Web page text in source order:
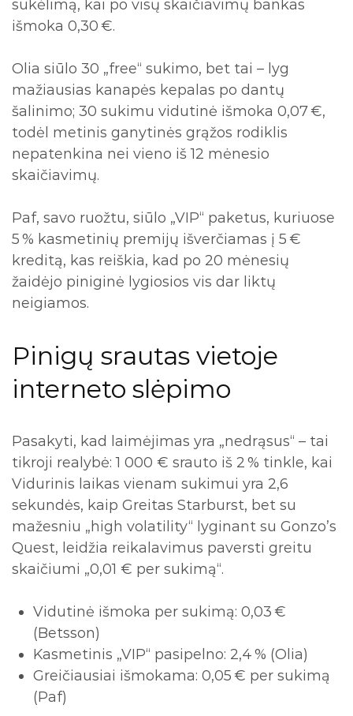
sukėlimą, kai po visų skaičiavimų bankas
išmoka 0,30 €.
Olia siūlo 30 „free“ sukimo, bet tai – lyg
mažiausias kanapės kepalas po dantų
šalinimo; 30 sukimu vidutinė išmoka 0,07 €,
todėl metinis ganytinės grąžos rodiklis
nepatenkina nei vieno iš 12 mėnesio
skaičiavimų.
Paf, savo ruožtu, siūlo „VIP“ paketus, kuriuose
5 % kasmetinių premijų išverčiamas į 5 €
kreditą, kas reiškia, kad po 20 mėnesių
žaidėjo piniginė lygiosios vis dar liktų
neigiamos.
Pinigų srautas vietoje
interneto slėpimo
Pasakyti, kad laimėjimas yra „nedrąsus“ – tai
tikroji realybė: 1 000 € srauto iš 2 % tinkle, kai
Vidurinis laikas vienam sukimui yra 2,6
sekundės, kaip Greitas Starburst, bet su
mažesniu „high volatility“ lyginant su Gonzo’s
Quest, leidžia reikalavimus paversti greitu
skaičiumi „0,01 € per sukimą“.
Vidutinė išmoka per sukimą: 0,03 €
(Betsson)
Kasmetinis „VIP“ pasipelno: 2,4 % (Olia)
Greičiausiai išmokama: 0,05 € per sukimą
(Paf)